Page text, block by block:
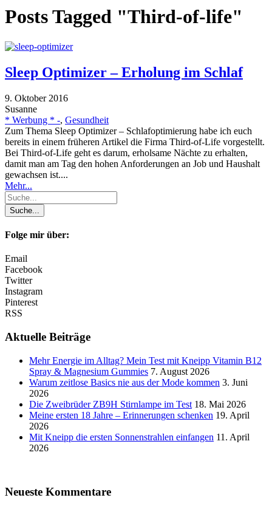
Posts Tagged "Third-of-life"
Sleep Optimizer – Erholung im Schlaf
9. Oktober 2016
Susanne
* Werbung * -, Gesundheit
Zum Thema Sleep Optimizer – Schlafoptimierung habe ich euch
bereits in einem früheren Artikel die Firma Third-of-Life vorgestellt.
Bei Third-of-Life geht es darum, erholsame Nächte zu erhalten,
damit man am Tag den hohen Anforderungen an Job und Haushalt
gewachsen ist....
Mehr...
Folge mir über:
Email
Facebook
Twitter
Instagram
Pinterest
RSS
Aktuelle Beiträge
Mehr Energie im Alltag? Mein Test mit Kneipp Vitamin B12
Spray & Magnesium Gummies 7. August 2026
Warum zeitlose Basics nie aus der Mode kommen 3. Juni
2026
Die Zweibrüder ZB9H Stirnlampe im Test 18. Mai 2026
Meine ersten 18 Jahre – Erinnerungen schenken 19. April
2026
Mit Kneipp die ersten Sonnenstrahlen einfangen 11. April
2026
Neueste Kommentare